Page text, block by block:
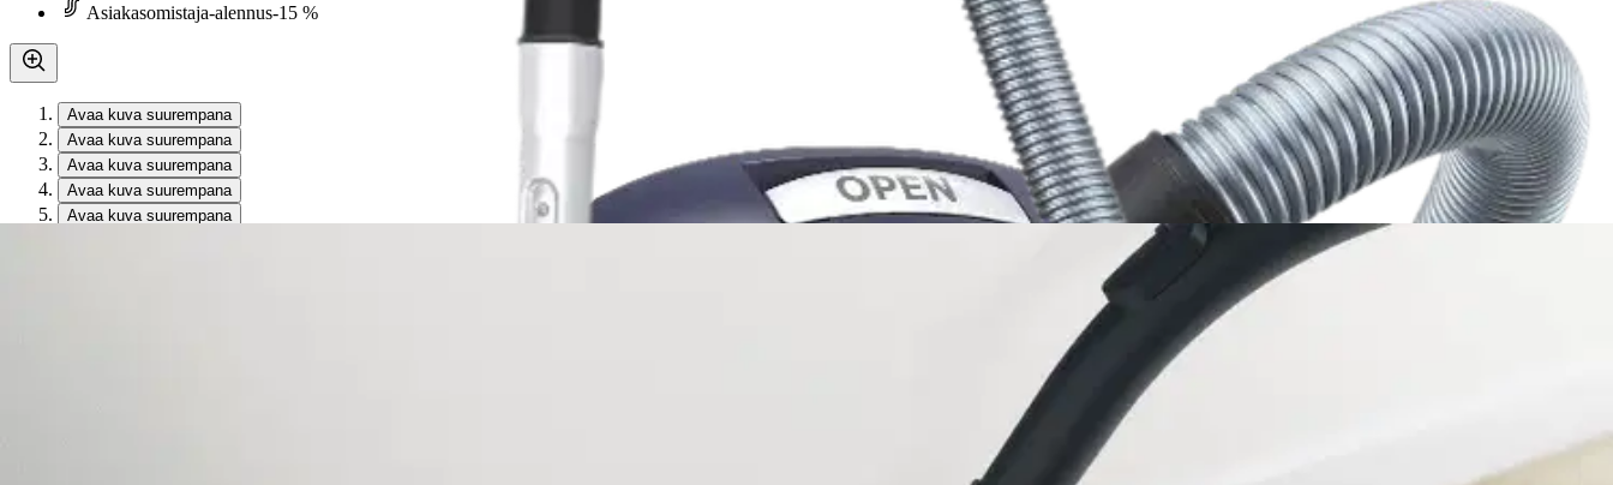
Asiakasomistaja-alennus-15 %
Avaa kuva suurempana
Avaa kuva suurempana
Avaa kuva suurempana
Avaa kuva suurempana
Avaa kuva suurempana